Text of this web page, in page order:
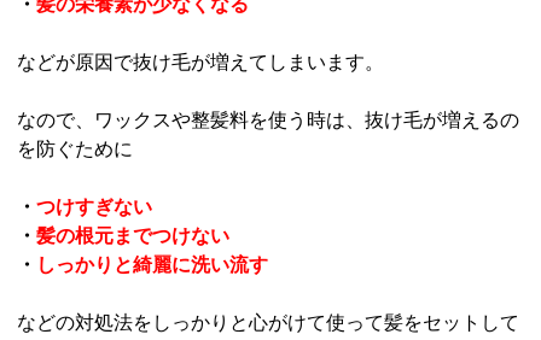
・髪の栄養素が少なくなる
などが原因で抜け毛が増えてしまいます。
なので、ワックスや整髪料を使う時は、抜け毛が増えるの
を防ぐために
・つけすぎない
・髪の根元までつけない
・ しっかりと綺麗に洗い流す
などの対処法をしっかりと心がけて使って髪をセットして